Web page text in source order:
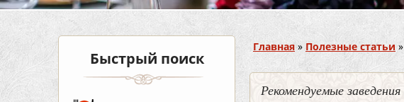
Быстрый поиск
Вы здесь
Главная » Полезные статьи »
Рекомендуемые заведения